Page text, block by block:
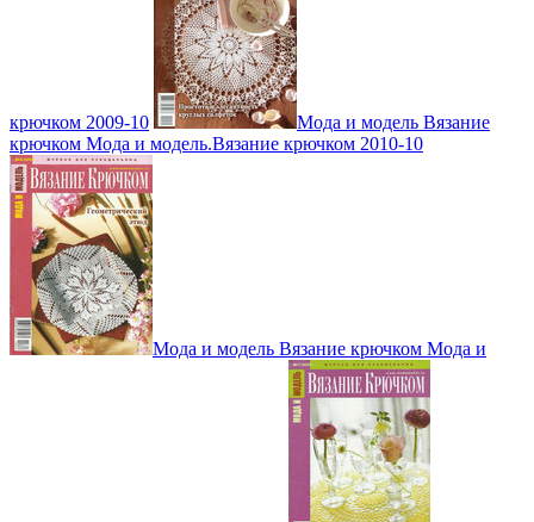
крючком 2009-10
Мода и модель Вязание
крючком Мода и модель.Вязание крючком 2010-10
Мода и модель Вязание крючком Мода и